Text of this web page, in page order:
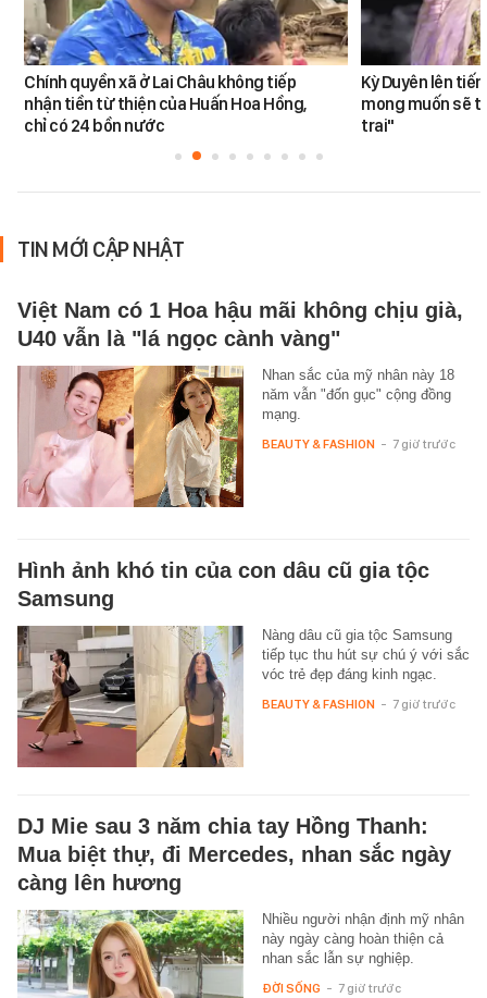
Chính quyền xã ở Lai Châu không tiếp
nhận tiền từ thiện của Huấn Hoa Hồng,
chỉ có 24 bồn nước
Kỳ Duyên lên
mong muốn sẽ
trai"
TIN MỚI CẬP NHẬT
Việt Nam có 1 Hoa hậu mãi không chịu già,
U40 vẫn là "lá ngọc cành vàng"
Nhan sắc của mỹ nhân này 18
năm vẫn "đốn gục" cộng đồng
mạng.
BEAUTY & FASHION - 7 giờ trước
Hình ảnh khó tin của con dâu cũ gia tộc
Samsung
Nàng dâu cũ gia tộc Samsung
tiếp tục thu hút sự chú ý với sắc
vóc trẻ đẹp đáng kinh ngạc.
BEAUTY & FASHION - 7 giờ trước
DJ Mie sau 3 năm chia tay Hồng Thanh:
Mua biệt thự, đi Mercedes, nhan sắc ngày
càng lên hương
Nhiều người nhận định mỹ nhân
này ngày càng hoàn thiện cả
nhan sắc lẫn sự nghiệp.
ĐỜI SỐNG - 7 giờ trước